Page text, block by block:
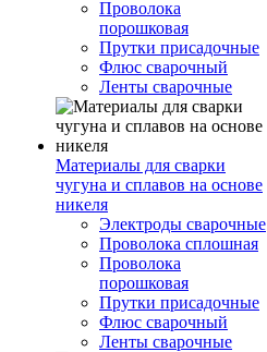
Проволока
порошковая
Прутки присадочные
Флюс сварочный
Ленты сварочные
Материалы для сварки
чугуна и сплавов на основе
никеля
Электроды сварочные
Проволока сплошная
Проволока
порошковая
Прутки присадочные
Флюс сварочный
Ленты сварочные